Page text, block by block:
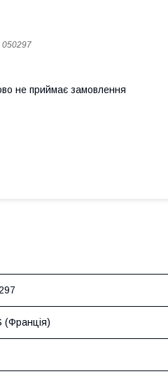
050297
не приймає замовлення
(Франція)